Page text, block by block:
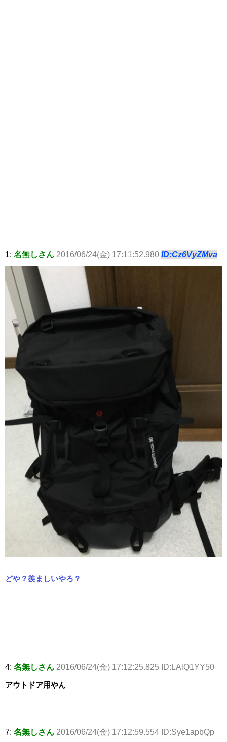
1: 名無しさん 2016/06/24(金) 17:11:52.980 ID:Cz6VyZMva
どや？羨ましいやろ？
4: 名無しさん 2016/06/24(金) 17:12:25.825 ID:LAlQ1YY50
アウトドア用やん
7: 名無しさん 2016/06/24(金) 17:12:59.554 ID:Sye1apbQp